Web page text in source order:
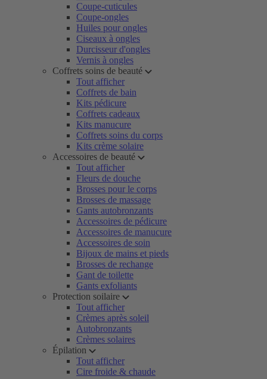
Coupe-cuticules
Coupe-ongles
Huiles pour ongles
Ciseaux à ongles
Durcisseur d'ongles
Vernis à ongles
Coffrets soins de beauté
Tout afficher
Coffrets de bain
Kits pédicure
Coffrets cadeaux
Kits manucure
Coffrets soins du corps
Kits crème solaire
Accessoires de beauté
Tout afficher
Fleurs de douche
Brosses pour le corps
Brosses de massage
Gants autobronzants
Accessoires de pédicure
Accessoires de manucure
Accessoires de soin
Bijoux de mains et pieds
Brosses de rechange
Gant de toilette
Gants exfoliants
Protection soilaire
Tout afficher
Crèmes après soleil
Autobronzants
Crèmes solaires
Épilation
Tout afficher
Cire froide & chaude